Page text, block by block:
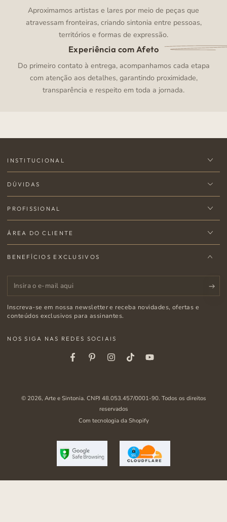
Aproximamos artistas e lares por meio de peças que
atravessam fronteiras, criando sintonia entre pessoas,
territórios e formas de expressão.
Experiência com Afeto
Do primeiro contato à entrega, acompanhamos cada etapa
com atenção aos detalhes, garantindo proximidade,
transparência e respeito em toda a jornada.
INSTITUCIONAL
DÚVIDAS
PROFISSIONAL
ÁREA DO CLIENTE
BENEFÍCIOS EXCLUSIVOS
Insira
o
e-
Inscreva-se em nossa newsletter e receba novidades, ofertas e
conteúdos exclusivos para assinantes.
NOS SIGA NAS REDES SOCIAIS
FacebookPinterestInstagramTiktokYoutube
© 2026, Arte e Sintonia. CNPJ 48.053.457/0001-90. Todos os direitos
reservados
Com tecnologia da Shopify